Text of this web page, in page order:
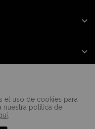
el uso de cookies para
nuestra política de
.
Casa